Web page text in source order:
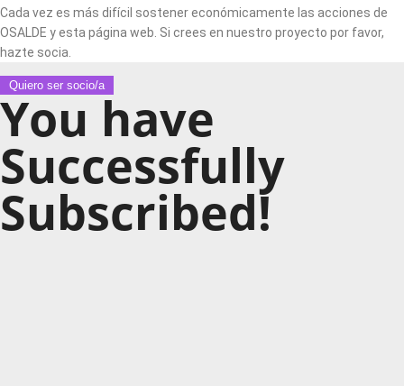
Cada vez es más difícil sostener económicamente las acciones de
OSALDE y esta página web. Si crees en nuestro proyecto por favor,
hazte socia.
Quiero ser socio/a
You have
Successfully
Subscribed!